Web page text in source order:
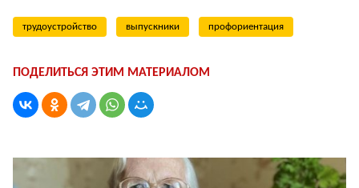
трудоустройство выпускники профориентация
ПОДЕЛИТЬСЯ ЭТИМ МАТЕРИАЛОМ